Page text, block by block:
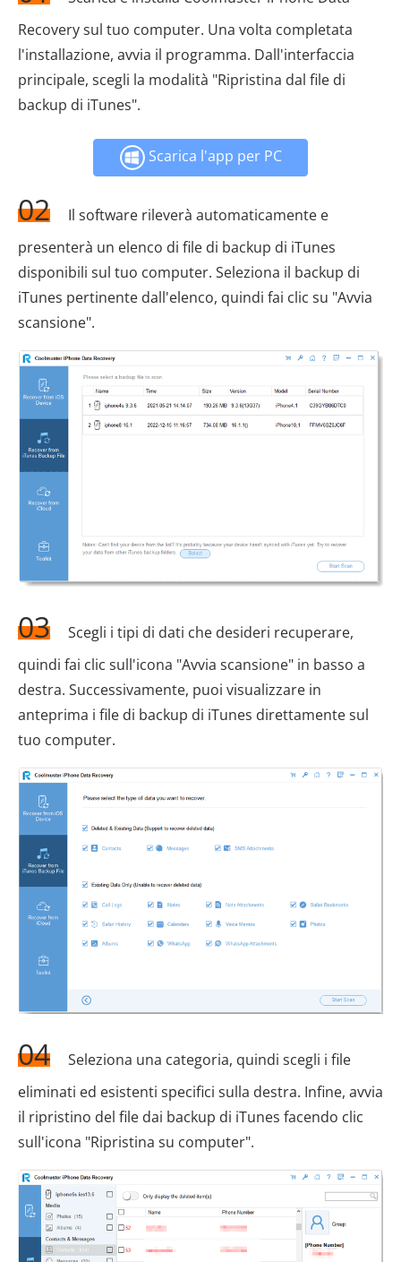
Recovery sul tuo computer. Una volta completata
l'installazione, avvia il programma. Dall'interfaccia
principale, scegli la modalità "Ripristina dal file di
backup di iTunes".
Scarica l'app per PC
02
Il software rileverà automaticamente e
presenterà un elenco di file di backup di iTunes
disponibili sul tuo computer. Seleziona il backup di
iTunes pertinente dall'elenco, quindi fai clic su "Avvia
scansione".
03
Scegli i tipi di dati che desideri recuperare,
quindi fai clic sull'icona "Avvia scansione" in basso a
destra. Successivamente, puoi visualizzare in
anteprima i file di backup di iTunes direttamente sul
tuo computer.
04
Seleziona una categoria, quindi scegli i file
eliminati ed esistenti specifici sulla destra. Infine, avvia
il ripristino del file dai backup di iTunes facendo clic
sull'icona "Ripristina su computer".